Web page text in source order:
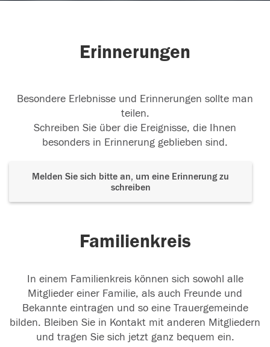
Erinnerungen
Besondere Erlebnisse und Erinnerungen sollte man
teilen.
Schreiben Sie über die Ereignisse, die Ihnen
besonders in Erinnerung geblieben sind.
Melden Sie sich bitte an, um eine Erinnerung zu
schreiben
Familienkreis
In einem Familienkreis können sich sowohl alle
Mitglieder einer Familie, als auch Freunde und
Bekannte eintragen und so eine Trauergemeinde
bilden. Bleiben Sie in Kontakt mit anderen Mitgliedern
und tragen Sie sich jetzt ganz bequem ein.